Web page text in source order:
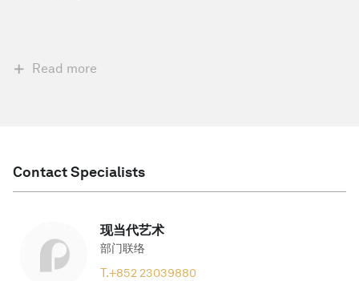
Read more
Contact Specialists
现当代艺术
部门联络
T.+852 23039880